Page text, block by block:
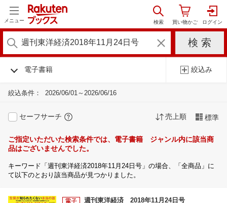
メニュー
電子書籍 絞込み
絞込条件： 2026/06/01～2026/06/16
セーフサーチ 売上順 標準
ご指定いただいた検索条件では、電子書籍 ジャンル内に該当商
品はございませんでした。
キーワード「週刊東洋経済2018年11月24日号」の場合、「全商品」に
て以下のとおり該当商品が見つかりました。
週刊東洋経済 2018年11月24日号